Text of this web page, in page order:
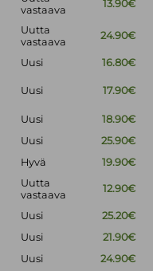
vastaava
13.90€
Uutta
vastaava
24.90€
Uusi
16.80€
Uusi 17.90€
Uusi
18.90€
Uusi
25.90€
Hyvä 19.90€
Uutta
vastaava
12.90€
Uusi
25.20€
Uusi
21.90€
Uusi
24.90€